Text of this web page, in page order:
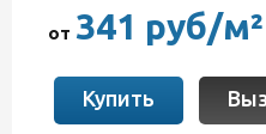
от 341 руб/м²
Купить